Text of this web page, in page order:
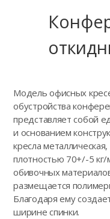
Модель офисных
обустройства
представляет собой
и основанием
кресла
плотностью 70+/-5 кг/
обивочных
размещается
Благодаря ему
ширине спинки.